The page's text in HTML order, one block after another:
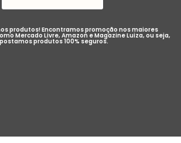
produtos! Encontramos promoção nos maiores
Mercado Livre, Amazon e Magazine Luiza, ou seja,
produtos 100% seguros.